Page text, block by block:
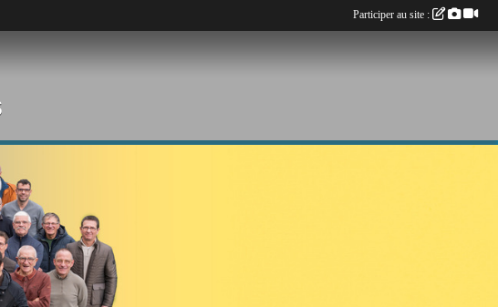
Participer au site :